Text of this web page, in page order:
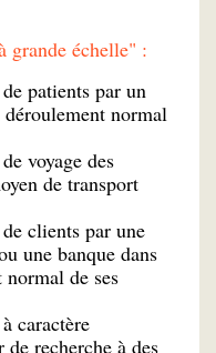
grande échelle" :
patients par un
normal
voyage des
de transport
clients par une
une banque dans
de ses
caractère
recherche à des